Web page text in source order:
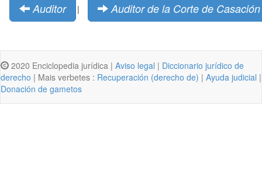
Auditor | Auditor de la Corte de Casación
2020 Enciclopedia jurídica | Aviso legal | Diccionario jurídico de
derecho | Mais verbetes : Recuperación (derecho de) | Ayuda judicial |
Donación de gametos